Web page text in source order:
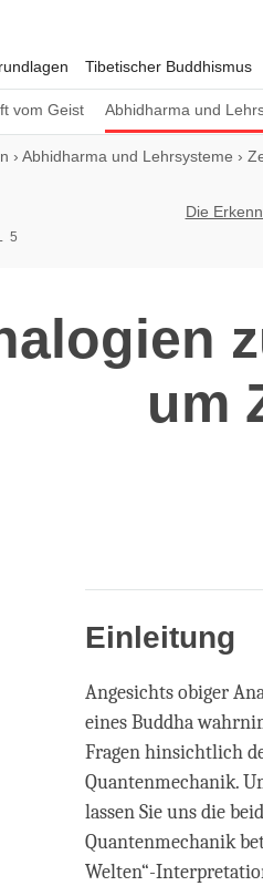
Tibetischer Buddhismus
vom Geist Abhidharma und
› Abhidharma und Lehrsysteme ›
5
Die
um
Einleitung
Angesichts obiger
eines Buddha
Fragen hinsichtlich
Quantenmechanik.
lassen Sie uns die
Quantenmechanik
Welten“-